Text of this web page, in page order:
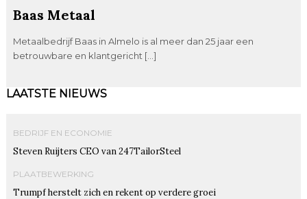
Baas Metaal
Metaalbedrijf Baas in Almelo is al meer dan 25 jaar een
betrouwbare en klantgericht […]
LAATSTE NIEUWS
BEDRIJF EN ECONOMIE
Steven Ruijters CEO van 247TailorSteel
PLAATBEWERKING
Trumpf herstelt zich en rekent op verdere groei